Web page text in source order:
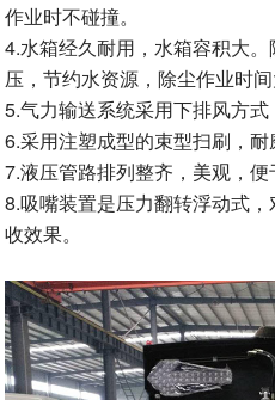
作业时不碰撞。
4.水箱经久耐用，水箱容积大
压，节约水资源，除尘作业时间
5.气力输送系统采用下排风方式
6.采用注塑成型的束型扫刷，耐
7.液压管路排列整齐，美观，便
8.吸嘴装置是压力翻转浮动式
收效果。